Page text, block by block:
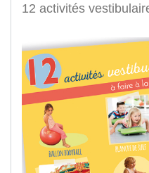
12 activités